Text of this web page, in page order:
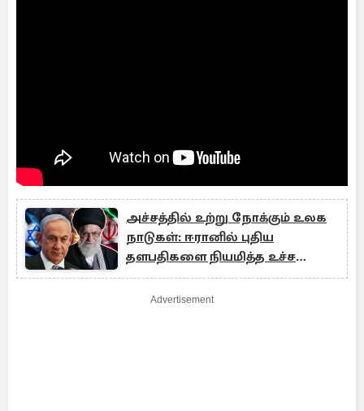
அச்சத்தில் உற்று நோக்கும் உலக
நாடுகள்: ஈரானில் புதிய
தளபதிகளை நியமித்த உச்ச
தலைவர்
Advertisement